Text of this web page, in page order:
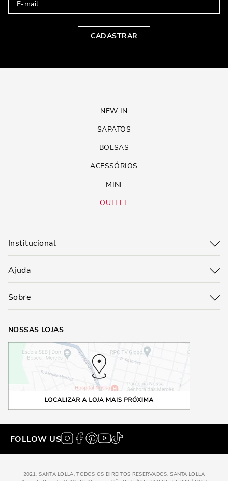
CADASTRAR
NEW IN
SAPATOS
BOLSAS
ACESSÓRIOS
MINI
OUTLET
Institucional
Ajuda
Sobre
NOSSAS LOJAS
FOLLOW US
2021, SANTA LOLLA, TODOS OS DIREITOS RESERVADOS, SANTA LOLLA